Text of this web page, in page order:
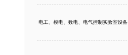
电工、模电、数电、电气控制实验室设备